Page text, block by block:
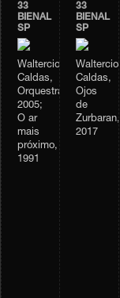
33
BIENAL
SP
Waltercio
Caldas,
Orquestra,
2005;
O ar
mais
próximo,
1991
33
BIENAL
SP
Waltercio
Caldas,
Ojos
de
Zurbaran,
2017